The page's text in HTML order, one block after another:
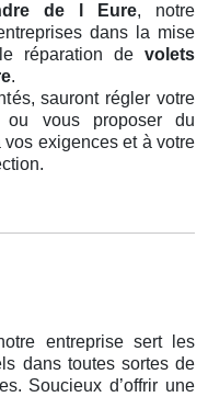
de l Eure, notre
dans la mise
réparation de volets
.
sauront régler votre
vous proposer du
exigences et à votre
entreprise sert les
dans toutes sortes de
Soucieux d’offrir une